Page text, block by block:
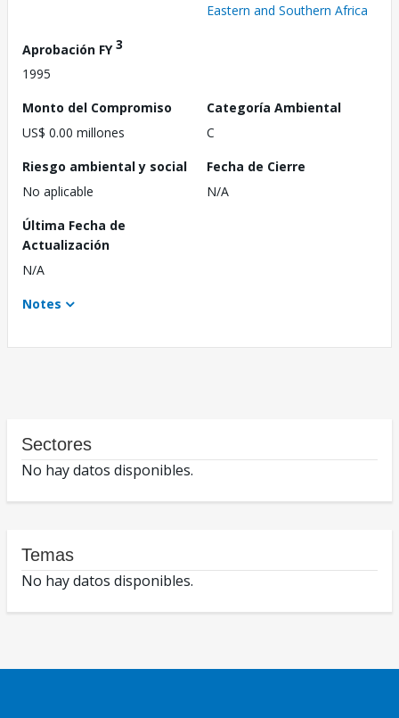
Eastern and Southern Africa
Aprobación FY3
1995
Monto del Compromiso
US$ 0.00 millones
Categoría Ambiental
C
Riesgo ambiental y social
No aplicable
Fecha de Cierre
N/A
Última Fecha de
Actualización
N/A
Notes
Sectores
No hay datos disponibles.
Temas
No hay datos disponibles.